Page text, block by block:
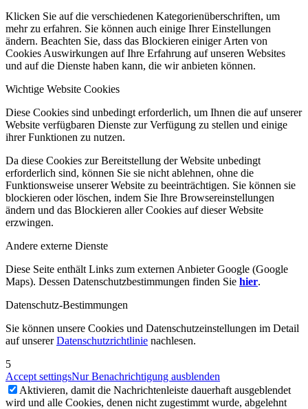
Klicken Sie auf die verschiedenen Kategorienüberschriften, um
mehr zu erfahren. Sie können auch einige Ihrer Einstellungen
ändern. Beachten Sie, dass das Blockieren einiger Arten von
Cookies Auswirkungen auf Ihre Erfahrung auf unseren Websites
und auf die Dienste haben kann, die wir anbieten können.
Wichtige Website Cookies
Diese Cookies sind unbedingt erforderlich, um Ihnen die auf unserer
Website verfügbaren Dienste zur Verfügung zu stellen und einige
ihrer Funktionen zu nutzen.
Da diese Cookies zur Bereitstellung der Website unbedingt
erforderlich sind, können Sie sie nicht ablehnen, ohne die
Funktionsweise unserer Website zu beeinträchtigen. Sie können sie
blockieren oder löschen, indem Sie Ihre Browsereinstellungen
ändern und das Blockieren aller Cookies auf dieser Website
erzwingen.
Andere externe Dienste
Diese Seite enthält Links zum externen Anbieter Google (Google
Maps). Dessen Datenschutzbestimmungen finden Sie hier.
Datenschutz-Bestimmungen
Sie können unsere Cookies und Datenschutzeinstellungen im Detail
auf unsererDatenschutzrichtlinie nachlesen.
5
Accept settingsNur Benachrichtigung ausblenden
Aktivieren, damit die Nachrichtenleiste dauerhaft ausgeblendet
wird und alle Cookies, denen nicht zugestimmt wurde, abgelehnt